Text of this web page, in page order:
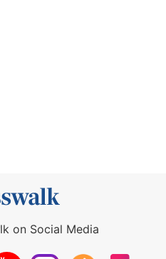
on Social Media